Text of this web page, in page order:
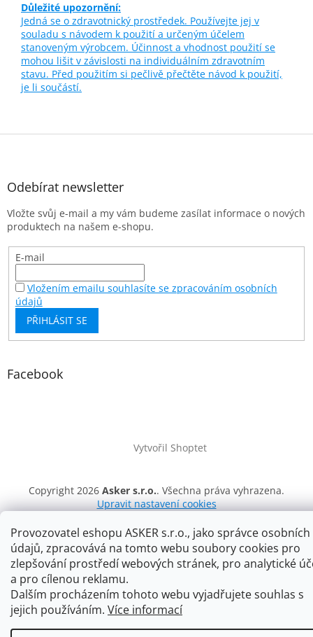
Provozovatel eshopu ASKER s.r.o., jako správce osobních
údajů, zpracovává na tomto webu soubory cookies pro
zlepšování prostředí webových stránek, pro analytické
a pro cílenou reklamu.
Dalším procházením tohoto webu vyjadřujete souhlas s
jejich používáním. Více informací
Důležité upozornění:
Jedná se o zdravotnický prostředek. Používejte jej v
souladu s návodem k použití a určeným účelem
stanoveným výrobcem. Účinnost a vhodnost použití se
mohou lišit v závislosti na individuálním zdravotním
stavu. Před použitím si pečlivě přečtěte návod k použití,
je li součástí.
Z
Odebírat newsletter
Vložte svůj e-mail a my vám budeme zasílat informace o nových
produktech na našem e-shopu.
E-mail
Vložením emailu souhlasíte se zpracováním osobních
údajů
PŘIHLÁSIT SE
Facebook
Vytvořil Shoptet
Copyright 2026 Asker s.r.o.. Všechna práva vyhrazena.
Upravit nastavení cookies